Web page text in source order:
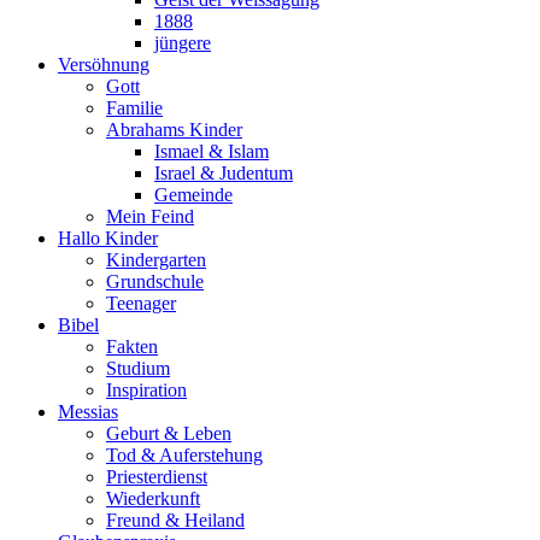
1888
jüngere
Versöhnung
Gott
Familie
Abrahams Kinder
Ismael & Islam
Israel & Judentum
Gemeinde
Mein Feind
Hallo Kinder
Kindergarten
Grundschule
Teenager
Bibel
Fakten
Studium
Inspiration
Messias
Geburt & Leben
Tod & Auferstehung
Priesterdienst
Wiederkunft
Freund & Heiland